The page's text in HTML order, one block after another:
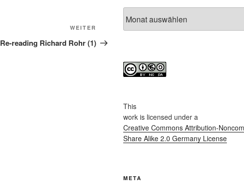
Nächster
Beitrag
WEITER
Re-reading Richard Rohr (1)
This
workis licensed under a
Creative Commons Attribution-
Share Alike 2.0 Germany License
META